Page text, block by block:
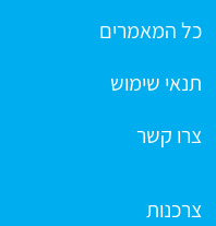
כל המאמרים
תנאי שימוש
צרו קשר
צרכנות